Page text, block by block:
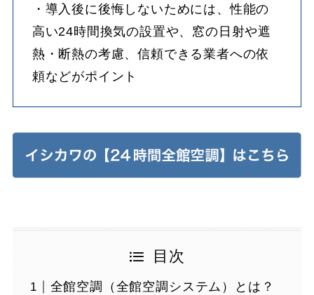
・導入後に後悔しないためには、性能の
高い24時間換気の設置や、窓の日射や遮
熱・断熱の考慮、信頼できる業者への依
頼などがポイント
目次
全館空調（全館空調システム）とは？